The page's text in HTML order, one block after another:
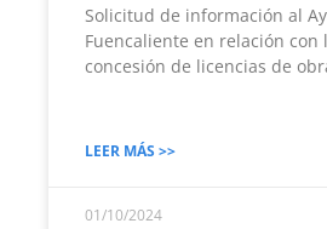
Solicitud de información al
Fuencaliente en relación con
concesión de licencias de
LEER MÁS >>
01/10/2024